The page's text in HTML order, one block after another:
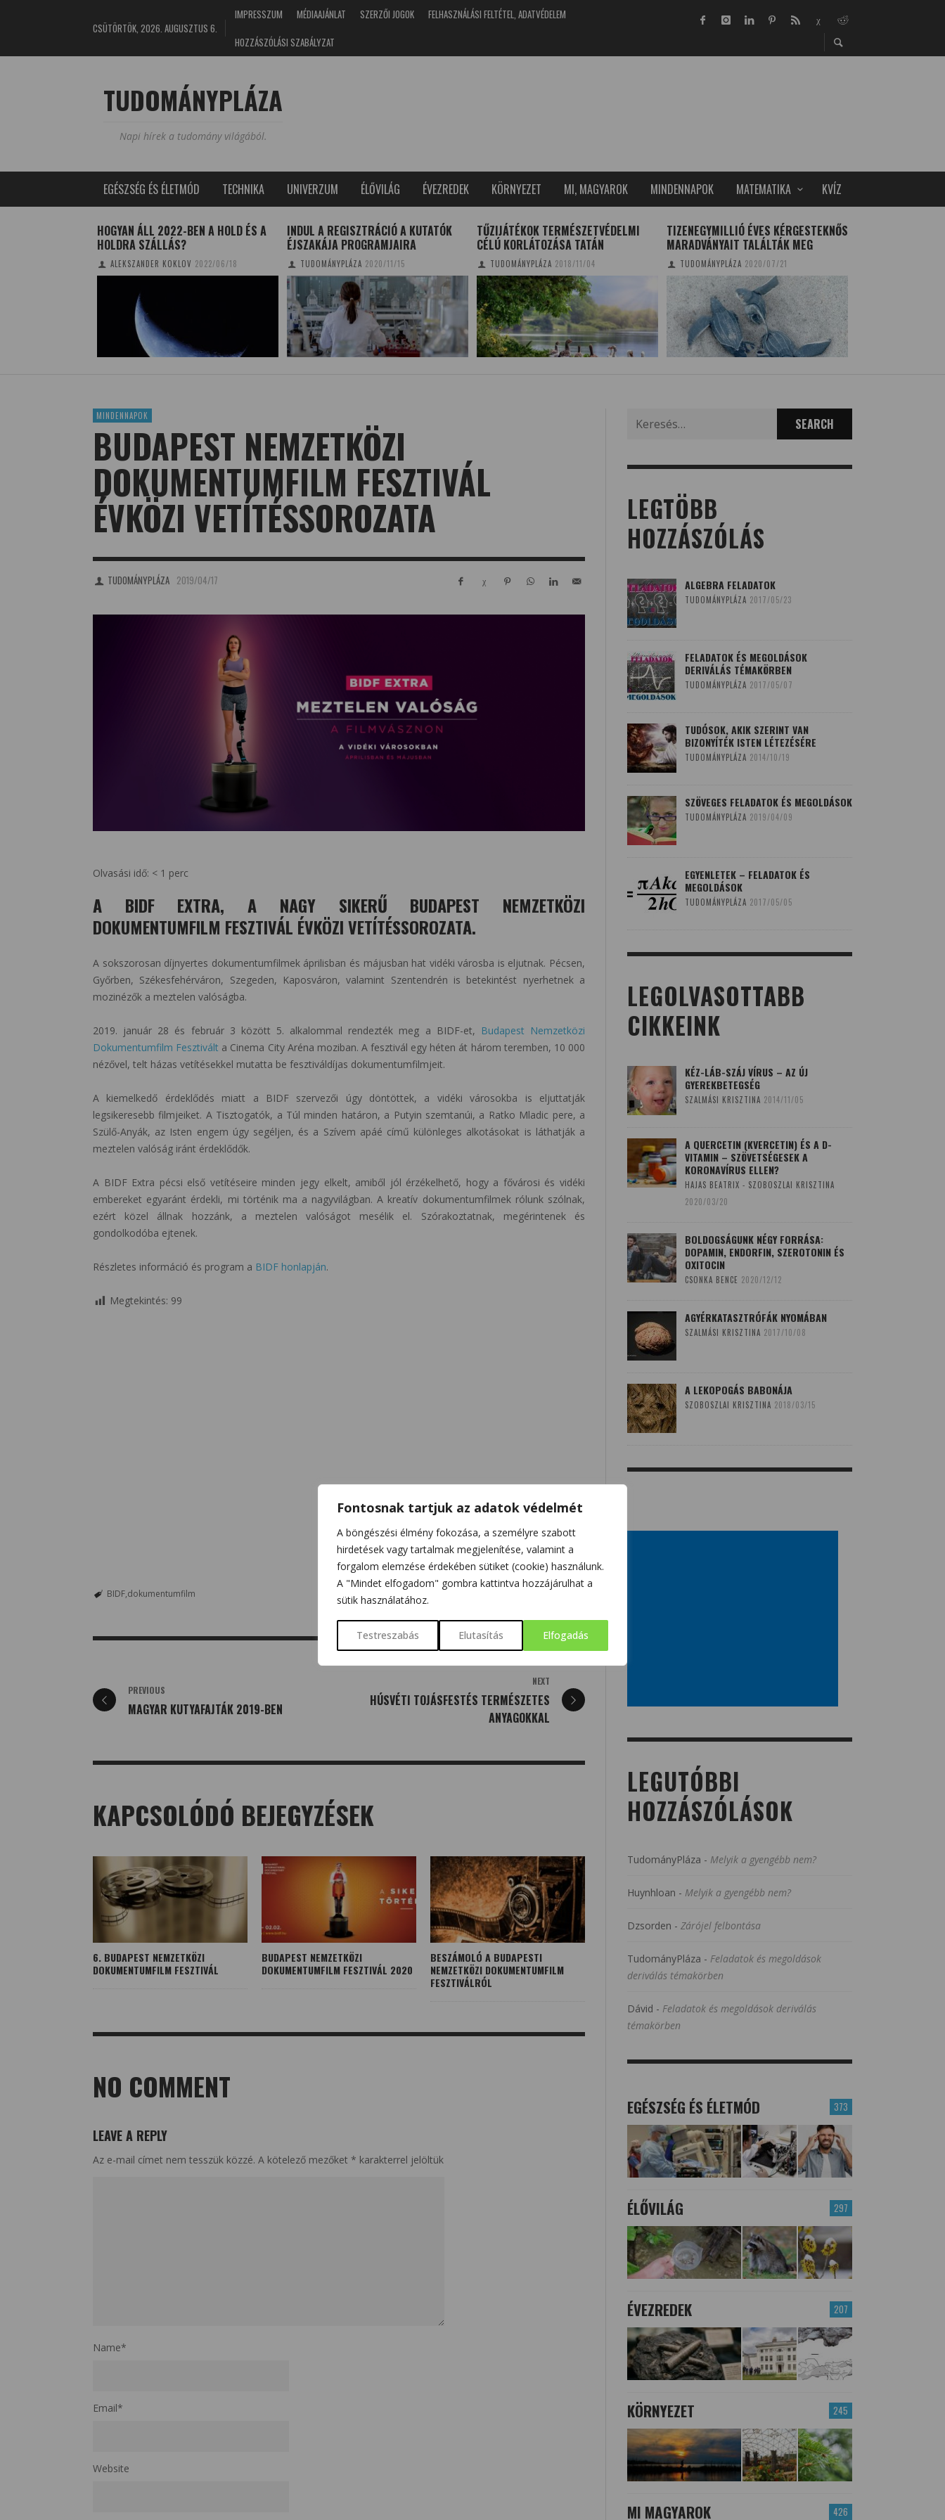
Fontosnak tartjuk az adatok védelmét
A böngészési élmény fokozása, a személyre szabott
hirdetések vagy tartalmak megjelenítése, valamint a
forgalom elemzése érdekében sütiket (cookie) használunk.
A "Mindet elfogadom" gombra kattintva hozzájárulhat a
sütik használatához.
Testreszabás Elutasítás Elfogadás
CSÜTÖRTÖK, 2026. AUGUSZTUS 6.
IMPRESSZUM MÉDIAAJÁNLAT SZERZŐI JOGOK
FELHASZNÁLÁSI FELTÉTEL, ADATVÉDELEM
HOZZÁSZÓLÁSI SZABÁLYZAT
TUDOMÁNYPLÁZA
Napi hírek a tudomány világából.
EGÉSZSÉG ÉS ÉLETMÓD TECHNIKA UNIVERZUM ÉLŐVILÁG ÉVEZREDEK KÖRNYEZET MI, MAGYAROK MINDENNAPOK MATEMATIKA KVÍZ
HOGYAN ÁLL 2022-BEN A HOLD ÉS A
HOLDRA SZÁLLÁS?
ALEKSZANDER KOKLOV 2022/06/18
INDUL A REGISZTRÁCIÓ A KUTATÓK
ÉJSZAKÁJA PROGRAMJAIRA
TUDOMÁNYPLÁZA 2020/11/15
TŰZIJÁTÉKOK TERMÉSZETVÉDELMI
CÉLÚ KORLÁTOZÁSA TATÁN
TUDOMÁNYPLÁZA 2018/11/04
TIZENEGYMILLIÓ ÉVES KÉRGESTEKNŐS
MARADVÁNYAIT TALÁLTÁK MEG
TUDOMÁNYPLÁZA 2020/07/21
MINDENNAPOK
BUDAPEST NEMZETKÖZI
DOKUMENTUMFILM FESZTIVÁL
ÉVKÖZI VETÍTÉSSOROZATA
TUDOMÁNYPLÁZA 2019/04/17
Olvasási idő: < 1 perc
A BIDF EXTRA, A NAGY SIKERŰ BUDAPEST NEMZETKÖZI
DOKUMENTUMFILM FESZTIVÁL ÉVKÖZI VETÍTÉSSOROZATA.
A sokszorosan díjnyertes dokumentumfilmek áprilisban és májusban hat vidéki városba is eljutnak. Pécsen,
Győrben, Székesfehérváron, Szegeden, Kaposváron, valamint Szentendrén is betekintést nyerhetnek a
mozinézők a meztelen valóságba.
2019. január 28 és február 3 között 5. alkalommal rendezték meg a BIDF-et, Budapest Nemzetközi
Dokumentumfilm Fesztivált a Cinema City Aréna moziban. A fesztivál egy héten át három teremben, 10 000
nézővel, telt házas vetítésekkel mutatta be fesztiváldíjas dokumentumfilmjeit.
A kiemelkedő érdeklődés miatt a BIDF szervezői úgy döntöttek, a vidéki városokba is eljuttatják
legsikeresebb filmjeiket. A Tisztogatók, a Túl minden határon, a Putyin szemtanúi, a Ratko Mladic pere, a
Szülő-Anyák, az Isten engem úgy segéljen, és a Szívem apáé című különleges alkotásokat is láthatják a
meztelen valóság iránt érdeklődők.
A BIDF Extra pécsi első vetítéseire minden jegy elkelt, amiből jól érzékelhető, hogy a fővárosi és vidéki
embereket egyaránt érdekli, mi történik ma a nagyvilágban. A kreatív dokumentumfilmek rólunk szólnak,
ezért közel állnak hozzánk, a meztelen valóságot mesélik el. Szórakoztatnak, megérintenek és
gondolkodóba ejtenek.
Részletes információ és program a BIDF honlapján.
Megtekintés: 99
BIDF dokumentumfilm
PREVIOUS
MAGYAR KUTYAFAJTÁK 2019-BEN
NEXT
HÚSVÉTI TOJÁSFESTÉS TERMÉSZETES
ANYAGOKKAL
KAPCSOLÓDÓ BEJEGYZÉSEK
6. BUDAPEST NEMZETKÖZI
DOKUMENTUMFILM FESZTIVÁL
BUDAPEST NEMZETKÖZI
DOKUMENTUMFILM FESZTIVÁL 2020
BESZÁMOLÓ A BUDAPESTI
NEMZETKÖZI DOKUMENTUMFILM
FESZTIVÁLRÓL
NO COMMENT
LEAVE A REPLY
Az e-mail címet nem tesszük közzé. A kötelező mezőket * karakterrel jelöltük
Name*
Email*
Website
for:
LEGTÖBB
HOZZÁSZÓLÁS
ALGEBRA FELADATOK
TUDOMÁNYPLÁZA 2017/05/23
FELADATOK ÉS MEGOLDÁSOK
DERIVÁLÁS TÉMAKÖRBEN
TUDOMÁNYPLÁZA 2017/05/07
TUDÓSOK, AKIK SZERINT VAN
BIZONYÍTÉK ISTEN LÉTEZÉSÉRE
TUDOMÁNYPLÁZA 2014/10/19
SZÖVEGES FELADATOK ÉS MEGOLDÁSOK
TUDOMÁNYPLÁZA 2019/04/09
EGYENLETEK – FELADATOK ÉS
MEGOLDÁSOK
TUDOMÁNYPLÁZA 2017/05/05
LEGOLVASOTTABB
CIKKEINK
KÉZ-LÁB-SZÁJ VÍRUS – AZ ÚJ
GYEREKBETEGSÉG
SZALMÁSI KRISZTINA 2014/11/05
A QUERCETIN (KVERCETIN) ÉS A D-
VITAMIN – SZÖVETSÉGESEK A
KORONAVÍRUS ELLEN?
HAJAS BEATRIX - SZOBOSZLAI KRISZTINA
2020/03/20
BOLDOGSÁGUNK NÉGY FORRÁSA:
DOPAMIN, ENDORFIN, SZEROTONIN ÉS
OXITOCIN
CSONKA BENCE 2020/12/12
AGYÉRKATASZTRÓFÁK NYOMÁBAN
SZALMÁSI KRISZTINA 2017/10/08
A LEKOPOGÁS BABONÁJA
SZOBOSZLAI KRISZTINA 2018/03/15
LEGUTÓBBI
HOZZÁSZÓLÁSOK
TudományPláza - Melyik a gyengébb nem?
Huynhloan - Melyik a gyengébb nem?
Dzsorden - Zárójel felbontása
TudományPláza - Feladatok és megoldások
deriválás témakörben
Dávid - Feladatok és megoldások deriválás
témakörben
373
EGÉSZSÉG ÉS ÉLETMÓD
297
ÉLŐVILÁG
207
ÉVEZREDEK
245
KÖRNYEZET
426
MI MAGYAROK